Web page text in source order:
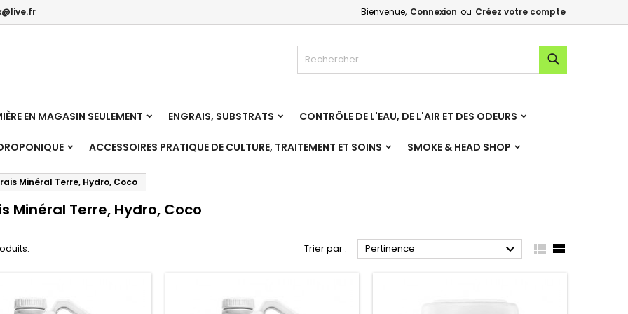
Bienvenue, Connexion ou Créez votre compte
EN MAGASIN SEULEMENT ENGRAIS, SUBSTRATS CONTRÔLE DE L'EAU, DE L'AIR ET DES ODEURS
ACCESSOIRES PRATIQUE DE CULTURE, TRAITEMENT ET SOINS SMOKE & HEAD SHOP
Minéral Terre, Hydro, Coco
Minéral Terre, Hydro, Coco
Trier par : Pertinence   
×
×
((cancelText)) ((modalDeleteText))
×
de la liste d'envies
Annuler Créer une liste d'envies
×
devez être connecté pour ajouter des produits à votre liste